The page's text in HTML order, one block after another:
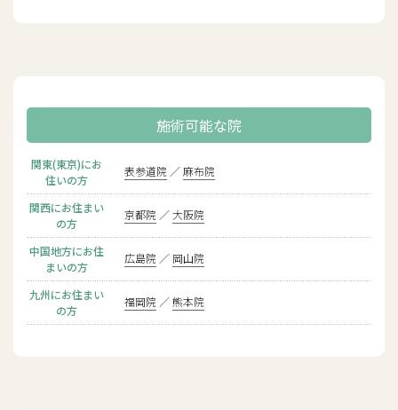
施術可能な院
関東(東京)にお
住いの方
表参道院 麻布院
関西にお住まい
の方
京都院 大阪院
中国地方にお住
まいの方
広島院 岡山院
九州にお住まい
の方
福岡院 熊本院